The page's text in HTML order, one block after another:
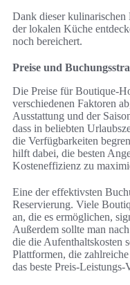
Dank dieser
der lokalen Küche
noch bereichert.
Preise und
Die Preise für Boutique-
verschiedenen Faktoren
Ausstattung und der
dass in beliebten
die Verfügbarkeiten
hilft dabei, die besten
Kosteneffizienz zu
Eine der effektivsten
Reservierung. Viele
an, die es ermöglichen,
Außerdem sollte man
die die Aufenthaltskosten
Plattformen, die
das beste Preis-